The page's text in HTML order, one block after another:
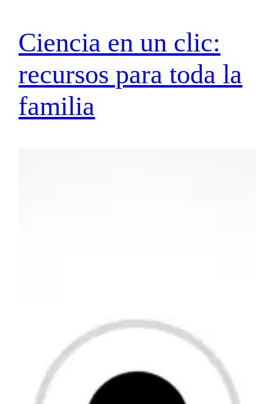
Ciencia en un clic:
recursos para toda la
familia